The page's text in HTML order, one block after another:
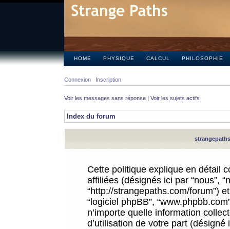
HOME PHYSIQUE CALCUL PHILOSOPHIE
Connexion Inscription
Voir les messages sans réponse | Voir les sujets actifs
Index du forum
Cette politique explique en détail
affiliées (désignés ici par “nous”,
“http://strangepaths.com/forum”)
“logiciel phpBB”,
n’importe quelle information
d’utilisation de votre part (désigné